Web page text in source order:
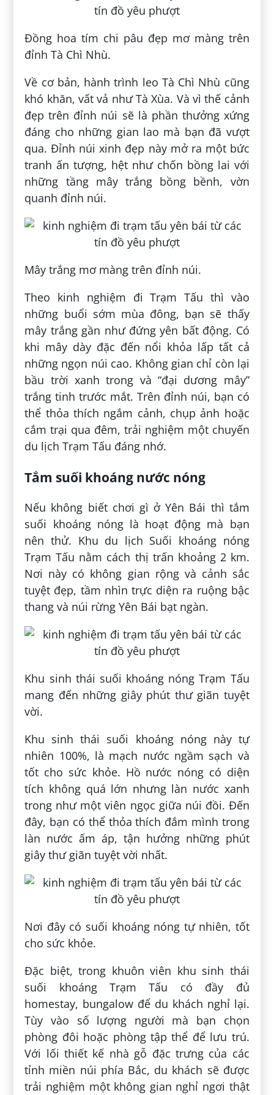
Đồng hoa tím chi pâu đẹp mơ màng trên
đỉnh Tà Chì Nhù.
Về cơ bản, hành trình leo Tà Chì Nhù cũng
khó khăn, vất vả như Tà Xùa. Và vì thế cảnh
đẹp trên đỉnh núi sẽ là phần thưởng xứng
đáng cho những gian lao mà bạn đã vượt
qua. Đỉnh núi xinh đẹp này mở ra một bức
tranh ấn tượng, hệt như chốn bồng lai với
những tầng mây trắng bồng bềnh, vờn
quanh đỉnh núi.
Mây trắng mơ màng trên đỉnh núi.
Theo kinh nghiệm đi Trạm Tấu thì vào
những buổi sớm mùa đông, bạn sẽ thấy
mây trắng gần như đứng yên bất động. Có
khi mây dày đặc đến nổi khỏa lấp tất cả
những ngọn núi cao. Không gian chỉ còn lại
bầu trời xanh trong và “đại dương mây”
trắng tinh trước mắt. Trên đỉnh núi, bạn có
thể thỏa thích ngắm cảnh, chụp ảnh hoặc
cắm trại qua đêm, trải nghiệm một chuyến
du lịch Trạm Tấu đáng nhớ.
Tắm suối khoáng nước nóng
Nếu không biết chơi gì ở Yên Bái thì tắm
suối khoáng nóng là hoạt động mà bạn
nên thử. Khu du lịch Suối khoáng nóng
Trạm Tấu nằm cách thị trấn khoảng 2 km.
Nơi này có không gian rộng và cảnh sắc
tuyệt đẹp, tầm nhìn trực diện ra ruộng bậc
thang và núi rừng Yên Bái bạt ngàn.
Khu sinh thái suối khoáng nóng Trạm Tấu
mang đến những giây phút thư giãn tuyệt
vời.
Khu sinh thái suối khoáng nóng này tự
nhiên 100%, là mạch nước ngầm sạch và
tốt cho sức khỏe. Hồ nước nóng có diện
tích không quá lớn nhưng làn nước xanh
trong như một viên ngọc giữa núi đồi. Đến
đây, bạn có thể thỏa thích đắm mình trong
làn nước ấm áp, tận hưởng những phút
giây thư giãn tuyệt vời nhất.
Nơi đây có suối khoáng nóng tự nhiên, tốt
cho sức khỏe.
Đặc biệt, trong khuôn viên khu sinh thái
suối khoáng Trạm Tấu có đầy đủ
homestay, bungalow để du khách nghỉ lại.
Tùy vào số lượng người mà bạn chọn
phòng đôi hoặc phòng tập thể để lưu trú.
Với lối thiết kế nhà gỗ đặc trưng của các
tỉnh miền núi phía Bắc, du khách sẽ được
trải nghiệm một không gian nghỉ ngơi thật